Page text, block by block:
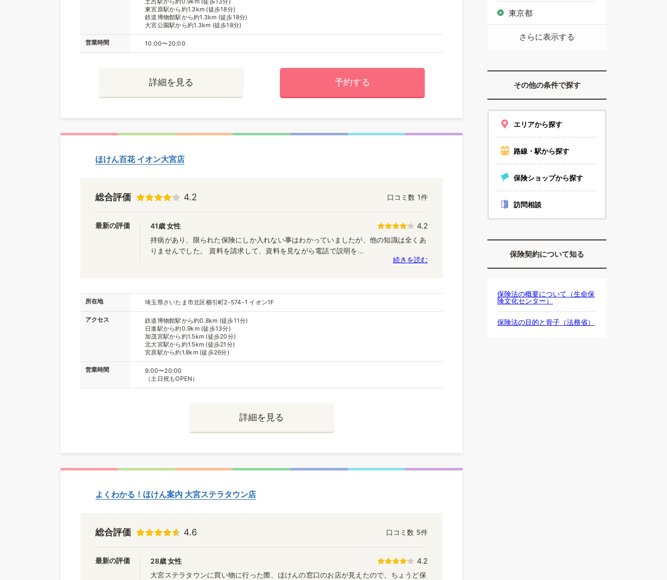
東京都
さらに表示する
その他の条件で探す
エリアから探す
路線・駅から探す
保険ショップから探す
訪問相談
保険契約について知る
保険法の概要について（生命保
険文化センター）
保険法の目的と骨子（法務省）
東宮原駅から約1.3km (徒歩18分)
鉄道博物館駅から約1.3km (徒歩18分)
大宮公園駅から約1.3km (徒歩18分)
営業時間 10:00〜20:00
詳細を見る 予約する
ほけん百花 イオン大宮店
総合評価 4.2 口コミ数 1件
最新の評価 41歳 女性 4.2
持病があり、限られた保険にしか入れない事はわかっていましたが、他の知識は全くあ
りませんでした。 資料を請求して、資料を見ながら電話で説明を...
続きを読む
所在地 埼玉県さいたま市北区櫛引町2-574-1 イオン1F
アクセス
鉄道博物館駅から約0.8km (徒歩11分)
日進駅から約0.9km (徒歩13分)
加茂宮駅から約1.5km (徒歩20分)
北大宮駅から約1.5km (徒歩21分)
宮原駅から約1.8km (徒歩26分)
営業時間
9:00〜20:00
（土日祝もOPEN）
詳細を見る
よくわかる！ほけん案内 大宮ステラタウン店
総合評価 4.6 口コミ数 5件
最新の評価 28歳 女性 4.2
大宮ステラタウンに買い物に行った際、ほけんの窓口のお店が見えたので、ちょうど保